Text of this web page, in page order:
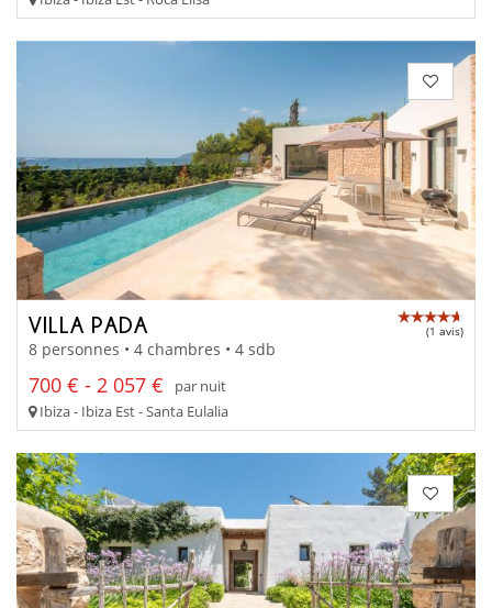
VILLA PADA (1 avis)
8 personnes • 4 chambres • 4 sdb
700 € - 2 057 €
par nuit
Ibiza - Ibiza Est - Santa Eulalia